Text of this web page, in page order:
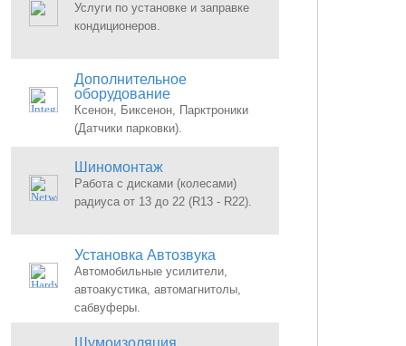
Услуги по установке и заправке
кондиционеров.
Дополнительное
оборудование
Ксенон, Биксенон, Парктроники
(Датчики парковки).
Шиномонтаж
Работа с дисками (колесами)
радиуса от 13 до 22 (R13 - R22).
Установка Автозвука
Автомобильные усилители,
автоакустика, автомагнитолы,
сабвуферы.
Шумоизоляция